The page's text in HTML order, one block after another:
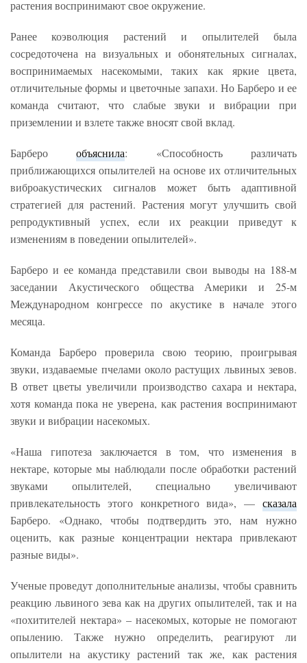
растения воспринимают свое окружение.
Ранее коэволюция растений и опылителей была
сосредоточена на визуальных и обонятельных сигналах,
воспринимаемых насекомыми, таких как яркие цвета,
отличительные формы и цветочные запахи. Но Барберо и ее
команда считают, что слабые звуки и вибрации при
приземлении и взлете также вносят свой вклад.
Барберообъяснила: «Способность различать
приближающихся опылителей на основе их отличительных
виброакустических сигналов может быть адаптивной
стратегией для растений. Растения могут улучшить свой
репродуктивный успех, если их реакции приведут к
изменениям в поведении опылителей».
Барберо и ее команда представили свои выводы на 188-м
заседании Акустического общества Америки и 25-м
Международном конгрессе по акустике в начале этого
месяца.
Команда Барберо проверила свою теорию, проигрывая
звуки, издаваемые пчелами около растущих львиных зевов.
В ответ цветы увеличили производство сахара и нектара,
хотя команда пока не уверена, как растения воспринимают
звуки и вибрации насекомых.
«Наша гипотеза заключается в том, что изменения в
нектаре, которые мы наблюдали после обработки растений
звуками опылителей, специально увеличивают
привлекательность этого конкретного вида», — сказала
Барберо. «Однако, чтобы подтвердить это, нам нужно
оценить, как разные концентрации нектара привлекают
разные виды».
Ученые проведут дополнительные анализы, чтобы сравнить
реакцию львиного зева как на других опылителей, так и на
«похитителей нектара» – насекомых, которые не помогают
опылению. Также нужно определить, реагируют ли
опылители на акустику растений так же, как растения